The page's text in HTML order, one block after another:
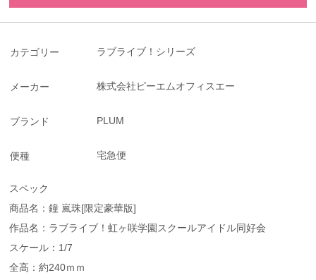
カテゴリー ラブライブ！シリーズ
メーカー 株式会社ピーエムオフィスエー
ブランド PLUM
便種 宅急便
スペック
商品名：鐘 嵐珠[限定豪華版]
作品名：ラブライブ！虹ヶ咲学園スクールアイドル同好会
スケール：1/7
全高：約240ｍｍ